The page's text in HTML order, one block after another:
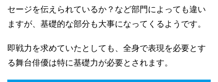
セージを伝えられているか？など部門によっても違い
ますが、基礎的な部分も大事になってくるようです。
即戦力を求めていたとしても、全身で表現を必要とす
る舞台俳優は特に基礎力が必要とされます。